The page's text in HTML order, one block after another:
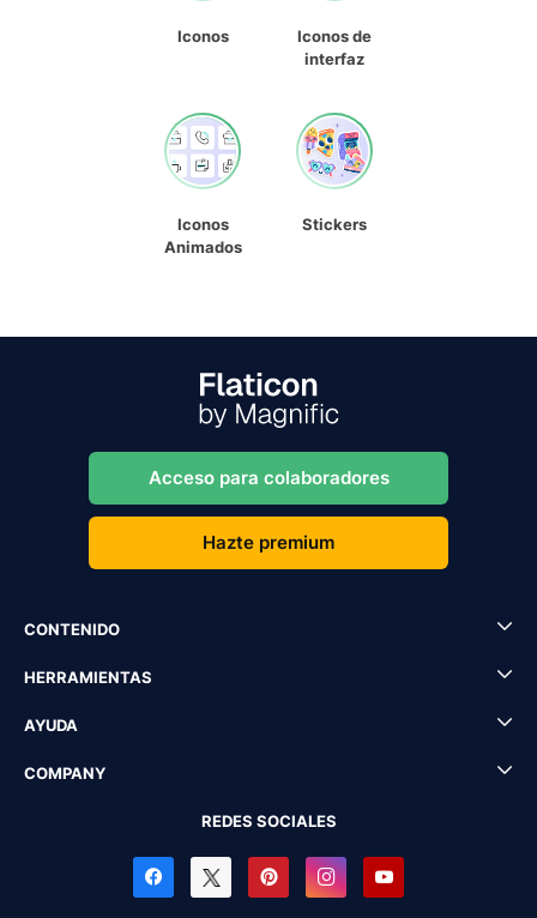
Iconos
Iconos de
interfaz
Iconos
Animados
Stickers
Acceso para colaboradores
Hazte premium
CONTENIDO
HERRAMIENTAS
AYUDA
COMPANY
REDES SOCIALES